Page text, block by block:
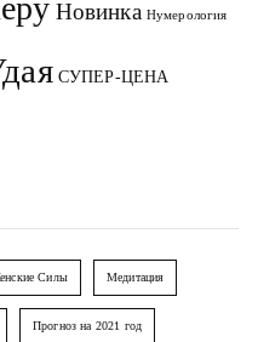
Новинка Нумерология
СУПЕР-ЦЕНА
Силы Медитация
Прогноз на 2021 год